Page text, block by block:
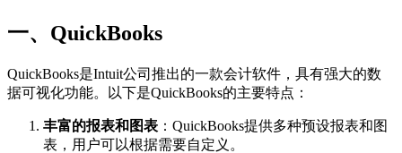
一、QuickBooks
QuickBooks是Intuit公司推出的一款会计软件，具有强大的数
据可视化功能。以下是QuickBooks的主要特点：
丰富的报表和图表 ：QuickBooks提供多种预设报表和图
表，用户可以根据需要自定义。